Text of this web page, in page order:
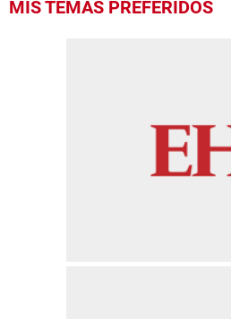
MIS TEMAS PREFERIDOS